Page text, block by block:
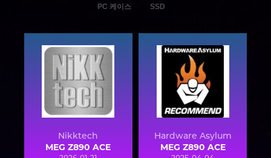
PC 케이스 SSD
Nikktech
MEG Z890 ACE
Hardware Asylum
MEG Z890 ACE